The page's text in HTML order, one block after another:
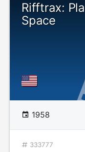
Rifftrax:
Space
1958
333777